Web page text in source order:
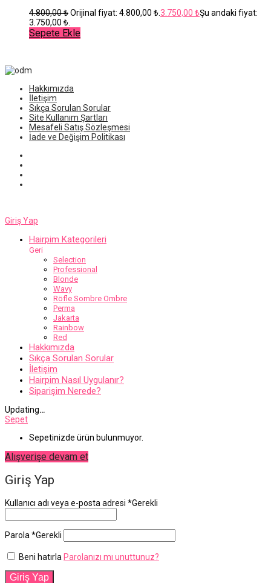
4.800,00₺Orijinal fiyat: 4.800,00 ₺.3.750,00 ₺Şu andaki fiyat:
3.750,00 ₺.
Sepete Ekle
Hakkımızda
İletişim
Sıkça Sorulan Sorular
Site Kullanım Şartları
Mesafeli Satış Sözleşmesi
İade ve Değişim Politikası
Giriş Yap
Hairpim Kategorileri
Geri
Selection
Professional
Blonde
Wavy
Röfle Sombre Ombre
Perma
Jakarta
Rainbow
Red
Hakkımızda
Sıkça Sorulan Sorular
İletişim
Hairpim Nasıl Uygulanır?
Siparişim Nerede?
Updating…
Sepet
Sepetinizde ürün bulunmuyor.
Alışverişe devam et
Giriş Yap
Kullanıcı adı veya e-posta adresi *Gerekli
Parola *Gerekli
Beni hatırla Parolanızı mı unuttunuz?
Giriş Yap